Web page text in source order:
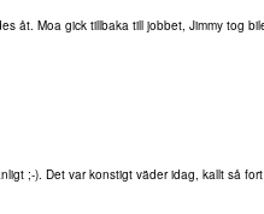
åt. Moa gick tillbaka till jobbet, Jimmy tog
;-). Det var konstigt väder idag, kallt så